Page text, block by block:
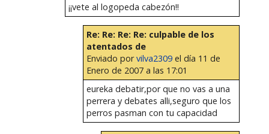
¡¡vete al logopeda cabezón!!
Re: Re: Re: Re: culpable de los
atentados de
Enviado porvilva2309el día 11 de
Enero de 2007 a las 17:01
eureka debatir,por que no vas a una
perrera y debates alli,seguro que los
perros pasman con tu capacidad